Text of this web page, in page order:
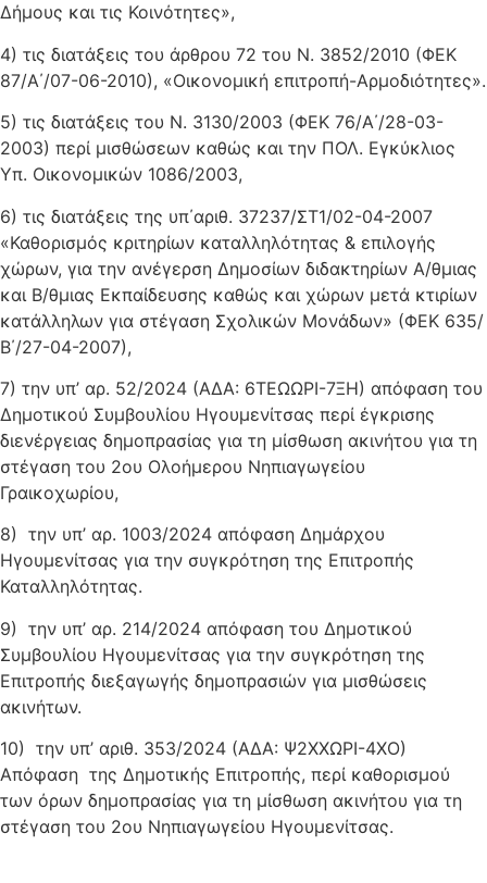
Δήμους και τις Κοινότητες»,
4) τις διατάξεις του άρθρου 72 του Ν. 3852/2010 (ΦΕΚ
87/Α΄/07-06-2010), «Οικονομική επιτροπή-Αρμοδιότητες».
5) τις διατάξεις του Ν. 3130/2003 (ΦΕΚ 76/Α΄/28-03-
2003) περί μισθώσεων καθώς και την ΠΟΛ. Εγκύκλιος
Υπ. Οικονομικών 1086/2003,
6) τις διατάξεις της υπ΄αριθ. 37237/ΣΤ1/02-04-2007
«Καθορισμός κριτηρίων καταλληλότητας & επιλογής
χώρων, για την ανέγερση Δημοσίων διδακτηρίων Α/θμιας
και Β/θμιας Εκπαίδευσης καθώς και χώρων μετά κτιρίων
κατάλληλων για στέγαση Σχολικών Μονάδων» (ΦΕΚ 635/
Β΄/27-04-2007),
7) την υπ’ αρ. 52/2024 (ΑΔΑ: 6ΤΕΩΩΡΙ-7ΞΗ) απόφαση του
Δημοτικού Συμβουλίου Ηγουμενίτσας περί έγκρισης
διενέργειας δημοπρασίας για τη μίσθωση ακινήτου για τη
στέγαση του 2ου Ολοήμερου Νηπιαγωγείου
Γραικοχωρίου,
8) την υπ’ αρ. 1003/2024 απόφαση Δημάρχου
Ηγουμενίτσας για την συγκρότηση της Επιτροπής
Καταλληλότητας.
9) την υπ’ αρ. 214/2024 απόφαση του Δημοτικού
Συμβουλίου Ηγουμενίτσας για την συγκρότηση της
Επιτροπής διεξαγωγής δημοπρασιών για μισθώσεις
ακινήτων.
10) την υπ’ αριθ. 353/2024 (ΑΔΑ: Ψ2ΧΧΩΡΙ-4ΧΟ)
Απόφαση της Δημοτικής Επιτροπής, περί καθορισμού
των όρων δημοπρασίας για τη μίσθωση ακινήτου για τη
στέγαση του 2ου Νηπιαγωγείου Ηγουμενίτσας.